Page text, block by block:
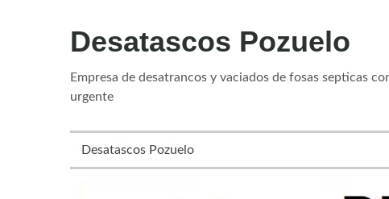
Desatascos Pozuelo
Empresa de desatrancos y vaciados de fosas septicas
urgente
Desatascos Pozuelo